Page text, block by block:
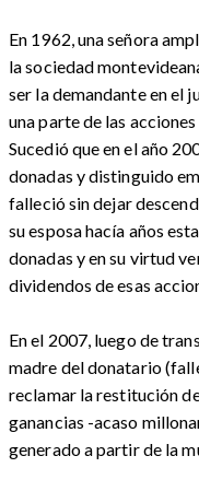
En 1962, una señora
la sociedad
ser la demandante en el
una parte de las
Sucedió que en el año
donadas y distinguido
falleció sin dejar
su esposa hacía años
donadas y en su virtud
dividendos de esas
En el 2007, luego de
madre del donatario
reclamar la restitución
ganancias -acaso
generado a partir de la